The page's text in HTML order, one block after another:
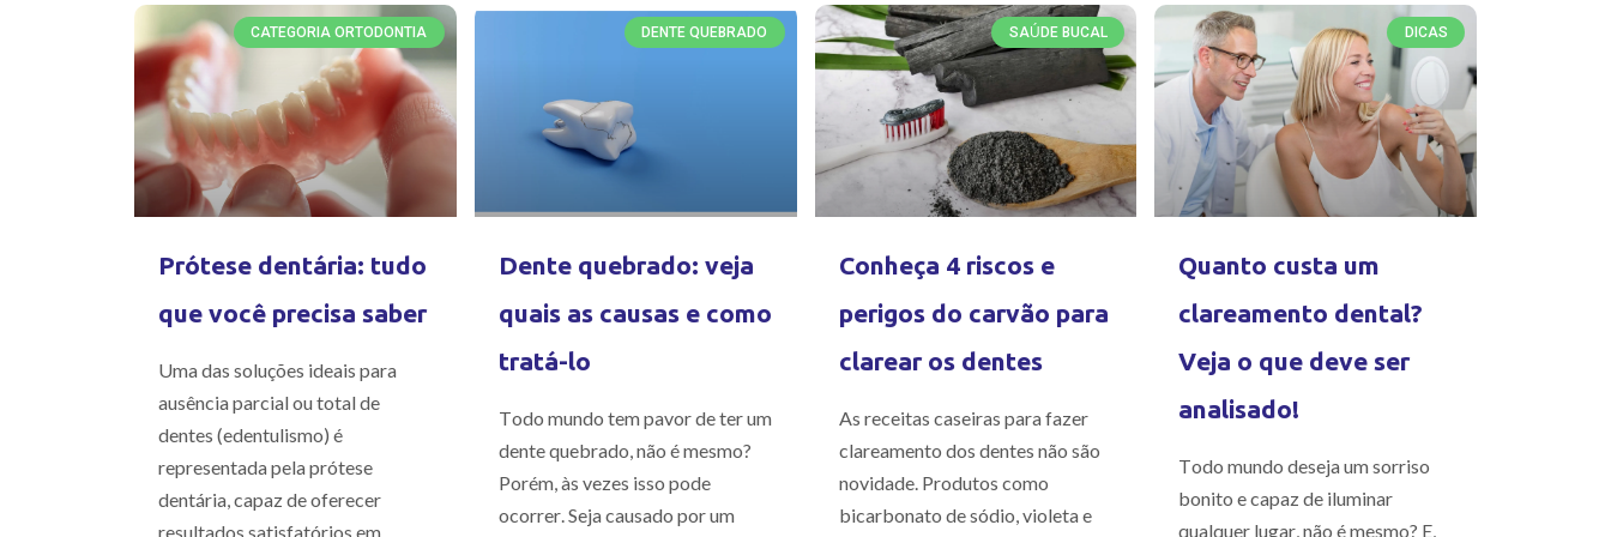
CATEGORIA ORTODONTIA
Prótese dentária: tudo
que você precisa saber
Uma das soluções ideais para
ausência parcial ou total de
dentes (edentulismo) é
representada pela prótese
dentária, capaz de oferecer
resultados satisfatórios em
DENTE QUEBRADO
Dente quebrado: veja
quais as causas e como
tratá-lo
Todo mundo tem pavor de ter um
dente quebrado, não é mesmo?
Porém, às vezes isso pode
ocorrer. Seja causado por um
SAÚDE BUCAL
Conheça 4 riscos e
perigos do carvão para
clarear os dentes
As receitas caseiras para fazer
clareamento dos dentes não são
novidade. Produtos como
bicarbonato de sódio, violeta e
DICAS
Quanto custa um
clareamento dental?
Veja o que deve ser
analisado!
Todo mundo deseja um sorriso
bonito e capaz de iluminar
qualquer lugar, não é mesmo? E,